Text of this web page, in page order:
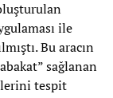
ile
Bu aracın
sağlanan
tespit